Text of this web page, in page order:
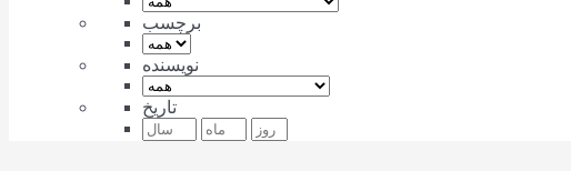
برچسب
نویسنده
تاریخ